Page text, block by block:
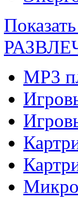
MP3